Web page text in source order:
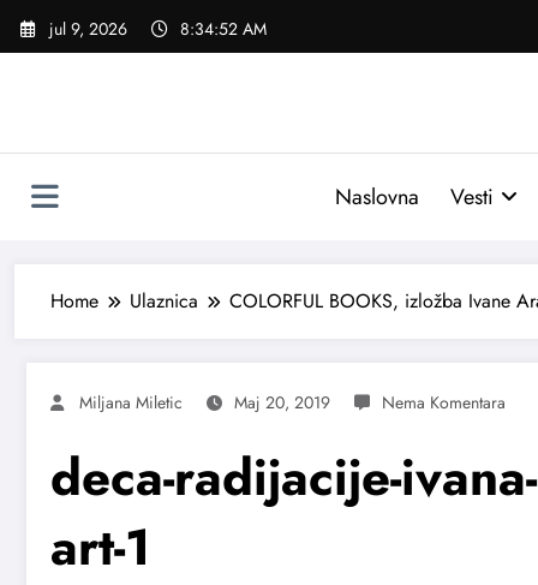
Skoči
jul 9, 2026 8:34:53 AM
Naslovna Vesti
Home Ulaznica COLORFUL BOOKS, izložba Ivane
Miljana Miletic Maj 20, 2019
deca-radijacije-
art-1